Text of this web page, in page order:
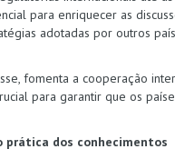
para enriquecer as
adotadas por outros
fomenta a cooperação
para garantir que os
prática dos conhecimentos